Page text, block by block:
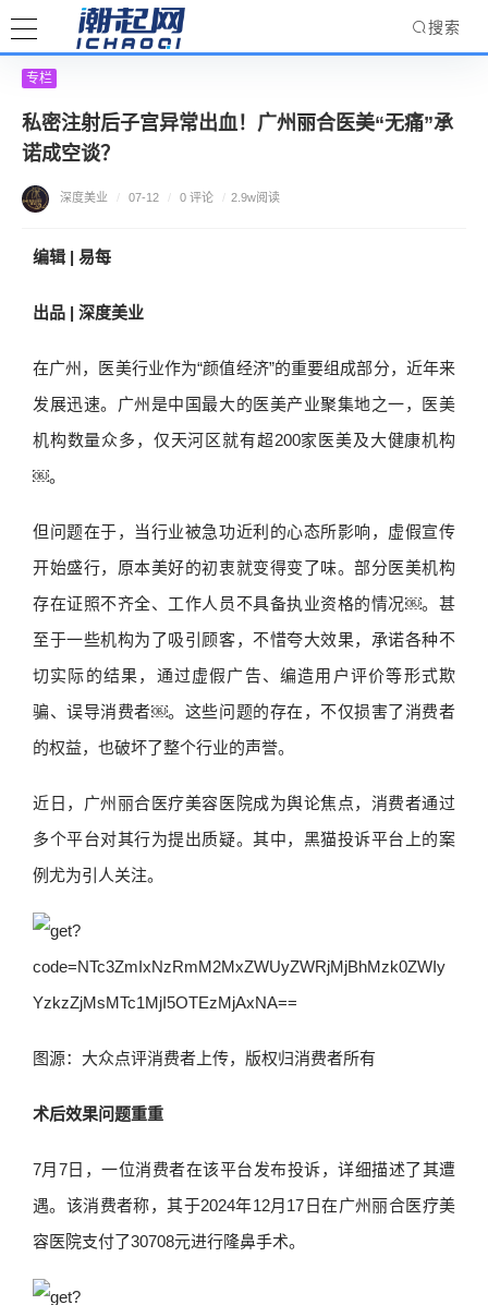
搜索
专栏
私密注射后子宫异常出血！广州丽合医美“无痛”承
诺成空谈？
深度美业 / 07-12 / 0 评论 / 2.9w阅读
编辑 | 易每
出品 | 深度美业
在广州，医美行业作为“颜值经济”的重要组成部分，近年来
发展迅速。广州是中国最大的医美产业聚集地之一，医美
机构数量众多，仅天河区就有超200家医美及大健康机构
￼。
但问题在于，当行业被急功近利的心态所影响，虚假宣传
开始盛行，原本美好的初衷就变得变了味。部分医美机构
存在证照不齐全、工作人员不具备执业资格的情况￼。甚
至于一些机构为了吸引顾客，不惜夸大效果，承诺各种不
切实际的结果，通过虚假广告、编造用户评价等形式欺
骗、误导消费者￼。这些问题的存在，不仅损害了消费者
的权益，也破坏了整个行业的声誉。
近日，广州丽合医疗美容医院成为舆论焦点，消费者通过
多个平台对其行为提出质疑。其中，黑猫投诉平台上的案
例尤为引人关注。
图源：大众点评消费者上传，版权归消费者所有
术后效果问题重重
7月7日，一位消费者在该平台发布投诉，详细描述了其遭
遇。该消费者称，其于2024年12月17日在广州丽合医疗美
容医院支付了30708元进行隆鼻手术。